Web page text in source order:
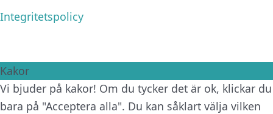
Integritetspolicy
Kakor
Vi bjuder på kakor! Om du tycker det är ok, klickar du
bara på "Acceptera alla". Du kan såklart välja vilken